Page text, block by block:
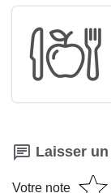
Laisser
Votre note